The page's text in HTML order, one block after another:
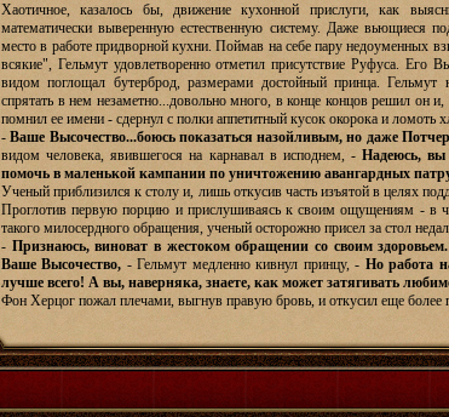
Хаотичное, казалось бы, движение кухонной прислуги, как
математически выверенную естественную систему. Даже вьющиеся
место в работе придворной кухни. Поймав на себе пару недоуменных
всякие", Гельмут удовлетворенно отметил присутствие Руфуса. Его
видом поглощал бутерброд, размерами достойный принца.
спрятать в нем незаметно...довольно много, в конце концов решил он
помнил ее имени - сдернул с полки аппетитный кусок окорока и ломоть
-Ваше Высочество...боюсь показаться назойливым, но даже
видом человека, явившегося на карнавал в исподнем, - Надеюсь, вы
помочь в маленькой кампании по уничтожению авангардных
Ученый приблизился к столу и, лишь откусив часть изъятой в целях
Проглотив первую порцию и прислушиваясь к своим ощущениям - в
такого милосердного обращения, ученый осторожно присел за стол
- Признаюсь, виноват в жестоком обращении со своим
Ваше Высочество, - Гельмут медленно кивнул принцу, - Но работа
лучше всего! А вы, наверняка, знаете, как может затягивать
Фон Херцог пожал плечами, выгнув правую бровь, и откусил еще более